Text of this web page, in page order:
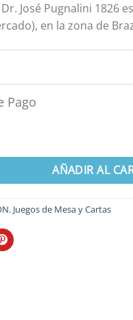
José Pugnalini 1826
en la zona de
Pago
cantidad
AÑADIR AL
, Juegos de Mesa y Cartas